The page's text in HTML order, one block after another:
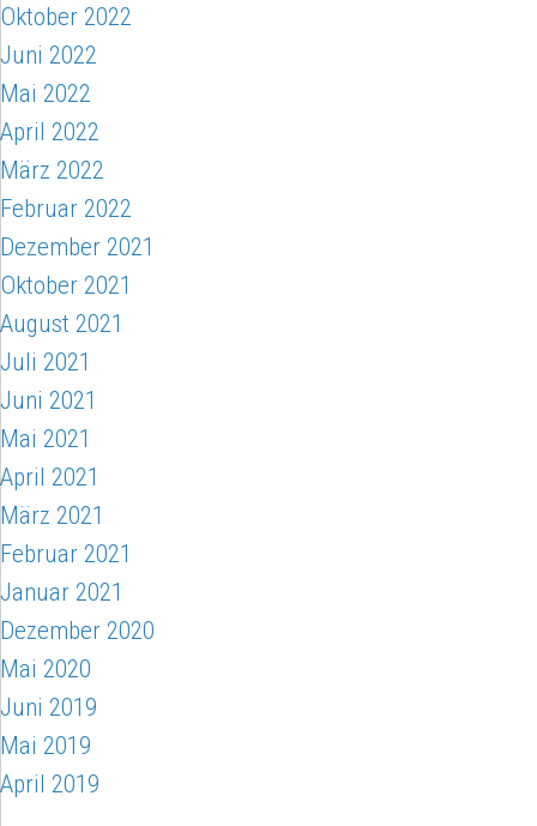
Oktober 2022
Juni 2022
Mai 2022
April 2022
März 2022
Februar 2022
Dezember 2021
Oktober 2021
August 2021
Juli 2021
Juni 2021
Mai 2021
April 2021
März 2021
Februar 2021
Januar 2021
Dezember 2020
Mai 2020
Juni 2019
Mai 2019
April 2019